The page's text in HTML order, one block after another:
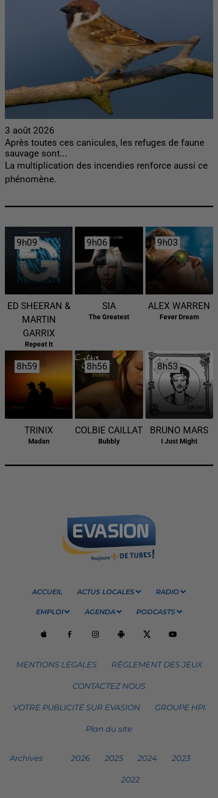
3 août 2026
Après toutes ces canicules, les refuges de faune
sauvage sont...
La multiplication des incendies renforce aussi ce
phénomène.
9h09
9h09
ED SHEERAN &
MARTIN
GARRIX
Repeat It
9h06
9h06
SIA
The Greatest
9h03
9h03
ALEX WARREN
Fever Dream
8h59
8h59
TRINIX
Madan
8h56
8h56
COLBIE CAILLAT
Bubbly
8h53
8h53
BRUNO MARS
I Just Might
ACCUEIL ACTUS LOCALES RADIO
EMPLOI AGENDA PODCASTS
MENTIONS LEGALES RÈGLEMENT DES JEUX
CONTACTEZ NOUS
VOTRE PUBLICITÉ SUR EVASION GROUPE HPI
Plan du site
Archives 2026 2025 2024 2023
2022